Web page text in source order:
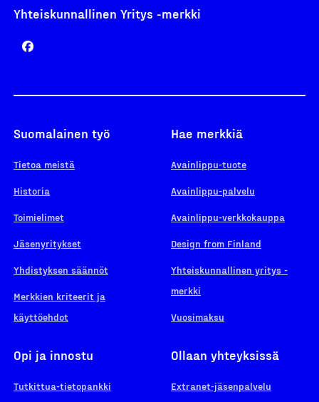
Yhteiskunnallinen Yritys -merkki
Suomalainen työ
Tietoa meistä
Historia
Toimielimet
Jäsenyritykset
Yhdistyksen säännöt
Merkkien kriteerit ja
käyttöehdot
Hae merkkiä
Avainlippu-tuote
Avainlippu-palvelu
Avainlippu-verkkokauppa
Design from Finland
Yhteiskunnallinen yritys -
merkki
Vuosimaksu
Opi ja innostu
Tutkittua-tietopankki
Ollaan yhteyksissä
Extranet-jäsenpalvelu